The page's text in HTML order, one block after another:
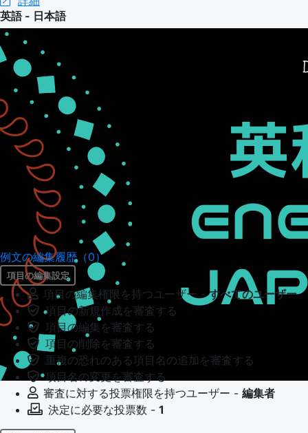
英語 - 日本語
例文の編集履歴（0）
項目の編集設定
項目の編集権限を持つユーザー -すべてのユーザー
項目の新規作成を審査する
項目の編集を審査する
項目の削除を審査する
重複の恐れのある項目名の追加を審査する
項目名の変更を審査する
審査に対する投票権限を持つユーザー - 編集者
決定に必要な投票数 - 1